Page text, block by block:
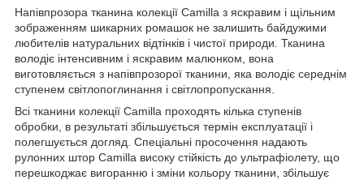
Напівпрозора тканина колекції Camilla з яскравим і щільним
зображенням шикарних ромашок не залишить байдужими
любителів натуральних відтінків і чистої природи. Тканина
володіє інтенсивним і яскравим малюнком, вона
виготовляється з напівпрозорої тканини, яка володіє середнім
ступенем світлопоглинання і світлопропускання.
Всі тканини колекції Camilla проходять кілька ступенів
обробки, в результаті збільшується термін експлуатації і
полегшується догляд. Спеціальні просочення надають
рулонних штор Camilla високу стійкість до ультрафіолету, що
перешкоджає вигоранню і зміни кольору тканини, збільшує